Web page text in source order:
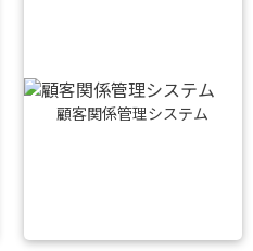
顧客関係管理システム